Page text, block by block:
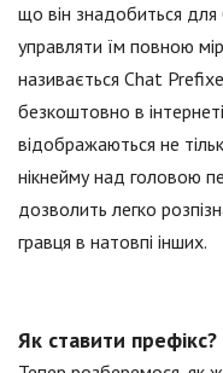
що він знадобиться
управляти їм повною
називається Chat
безкоштовно в
відображаються не
нікнейму над головою
дозволить легко
гравця в натовпі інших.
Як ставити префікс?